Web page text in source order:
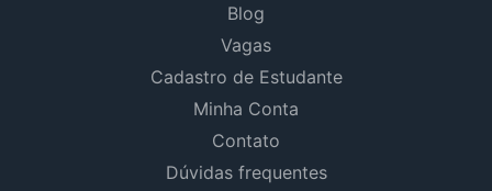
Blog
Vagas
Cadastro de Estudante
Minha Conta
Contato
Dúvidas frequentes